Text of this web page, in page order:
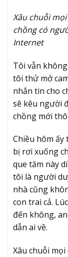
Xâu chuỗi
chồng có
Internet
Tôi vẫn
tôi thử mở
nhắn tin cho
sẽ kêu người
chồng mới
Chiều hôm
bị rơi xuống
que tăm này
tôi là người
nhà cũng
con trai cả.
đến không,
dẫn ai về.
Xâu chuỗi mọi